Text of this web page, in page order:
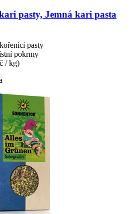
pasty, Jemná kari pasta
pasty
pokrmy
/ kg)